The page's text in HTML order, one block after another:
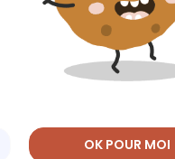
Quel taux pour votre
OK POUR MOI